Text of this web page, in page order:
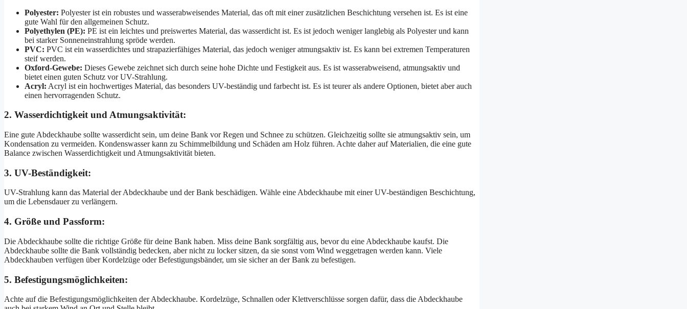
Polyester: Polyester ist ein robustes und wasserabweisendes Material, das oft mit einer zusätzlichen Beschichtung versehen ist. Es ist eine
gute Wahl für den allgemeinen Schutz.
Polyethylen (PE): PE ist ein leichtes und preiswertes Material, das wasserdicht ist. Es ist jedoch weniger langlebig als Polyester und kann
bei starker Sonneneinstrahlung spröde werden.
PVC: PVC ist ein wasserdichtes und strapazierfähiges Material, das jedoch weniger atmungsaktiv ist. Es kann bei extremen Temperaturen
steif werden.
Oxford-Gewebe: Dieses Gewebe zeichnet sich durch seine hohe Dichte und Festigkeit aus. Es ist wasserabweisend, atmungsaktiv und
bietet einen guten Schutz vor UV-Strahlung.
Acryl: Acryl ist ein hochwertiges Material, das besonders UV-beständig und farbecht ist. Es ist teurer als andere Optionen, bietet aber auch
einen hervorragenden Schutz.
2. Wasserdichtigkeit und Atmungsaktivität:
Eine gute Abdeckhaube sollte wasserdicht sein, um deine Bank vor Regen und Schnee zu schützen. Gleichzeitig sollte sie atmungsaktiv sein, um
Kondensation zu vermeiden. Kondenswasser kann zu Schimmelbildung und Schäden am Holz führen. Achte daher auf Materialien, die eine gute
Balance zwischen Wasserdichtigkeit und Atmungsaktivität bieten.
3. UV-Beständigkeit:
UV-Strahlung kann das Material der Abdeckhaube und der Bank beschädigen. Wähle eine Abdeckhaube mit einer UV-beständigen Beschichtung,
um die Lebensdauer zu verlängern.
4. Größe und Passform:
Die Abdeckhaube sollte die richtige Größe für deine Bank haben. Miss deine Bank sorgfältig aus, bevor du eine Abdeckhaube kaufst. Die
Abdeckhaube sollte die Bank vollständig bedecken, aber nicht zu locker sitzen, da sie sonst vom Wind weggetragen werden kann. Viele
Abdeckhauben verfügen über Kordelzüge oder Befestigungsbänder, um sie sicher an der Bank zu befestigen.
5. Befestigungsmöglichkeiten:
Achte auf die Befestigungsmöglichkeiten der Abdeckhaube. Kordelzüge, Schnallen oder Klettverschlüsse sorgen dafür, dass die Abdeckhaube